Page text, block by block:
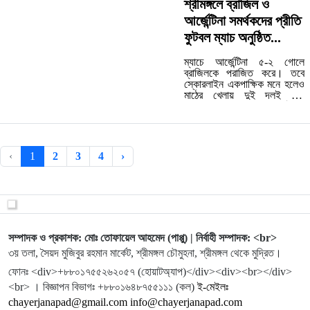
আবহে তৈরি এ গানের পৃষ্ঠপোষকতা
করেছে ইউনিভার্সেল মেডিকেল
কলেজ হাসপাতাল এবং এটি...…
শ্রীমঙ্গলে ব্রাজিল ও
আর্জেন্টিনা সমর্থকদের প্রীতি
ফুটবল ম্যাচ অনুষ্ঠিত...
ম্যাচে আর্জেন্টিনা ৫-২ গোলে
ব্রাজিলকে পরাজিত করে। তবে
স্কোরলাইন একপাক্ষিক মনে হলেও
মাঠের খেলায় দুই দলই ছিল
‹ 1 2 3 4 ›
সম্পাদক ও প্রকাশক: মোঃ তোফায়েল আহমেদ (পাপ্পু) | নির্বাহী সম্পাদক: <br>
৩য় তলা, সৈয়দ মুজিবুর রহমান মার্কেট, শ্রীমঙ্গল চৌমুহনা, শ্রীমঙ্গল থেকে মুদ্রিত।
ফোনঃ <div>+৮৮০১৭৫৫২৬২০৫৭ (হোয়াটঅ্যাপ)</div><div><br></div>
<br> । বিজ্ঞাপন বিভাগঃ +৮৮০১৬৪৮৭৫৫১১১ (কল)ই-মেইলঃ
chayerjanapad@gmail.com info@chayerjanapad.com